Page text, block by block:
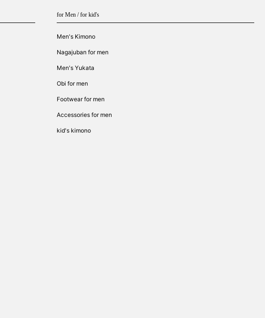
for Men / for kid's
Men's Kimono
Nagajuban for men
Men's Yukata
Obi for men
Footwear for men
Accessories for men
kid's kimono